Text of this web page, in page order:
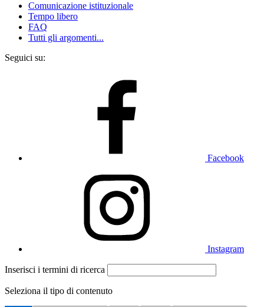
Comunicazione istituzionale
Tempo libero
FAQ
Tutti gli argomenti...
Seguici su:
Facebook
Instagram
Inserisci i termini di ricerca
Seleziona il tipo di contenuto